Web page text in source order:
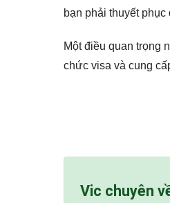
bạn phải thuyết
Một điều quan trọng
chức visa và cung
Vic chuyên